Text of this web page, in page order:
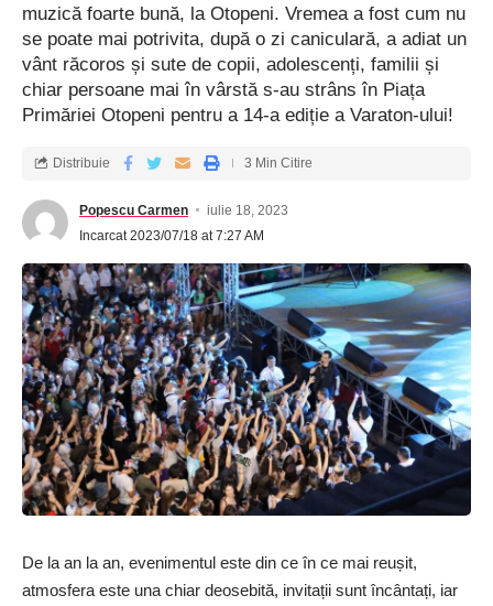
muzică foarte bună, la Otopeni. Vremea a fost cum nu
se poate mai potrivita, după o zi caniculară, a adiat un
vânt răcoros și sute de copii, adolescenți, familii și
chiar persoane mai în vârstă s-au strâns în Piața
Primăriei Otopeni pentru a 14-a ediție a Varaton-ului!
Popescu Carmen
iulie 18, 2023
Incarcat 2023/07/18 at 7:27 AM
Distribuie 3 Min Citire
De la an la an, evenimentul este din ce în ce mai reușit,
atmosfera este una chiar deosebită, invitații sunt încântați, iar